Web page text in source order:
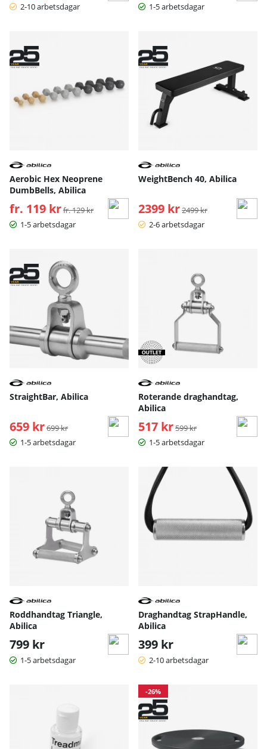
2-10 arbetsdagar
1-5 arbetsdagar
Aerobic Hex Neoprene
DumbBells, Abilica
fr. 119 kr Ordinarie pris:
fr. 129 kr
1-5 arbetsdagar
WeightBench 40, Abilica
2399 kr Ordinarie pris:
2499 kr
2-6 arbetsdagar
StraightBar, Abilica
659 kr Ordinarie pris:
699 kr
1-5 arbetsdagar
Roterande draghandtag,
Abilica
517 kr Ordinarie pris:
599 kr
1-5 arbetsdagar
Roddhandtag Triangle,
Abilica
799 kr
1-5 arbetsdagar
Draghandtag StrapHandle,
Abilica
399 kr
2-10 arbetsdagar
-26%